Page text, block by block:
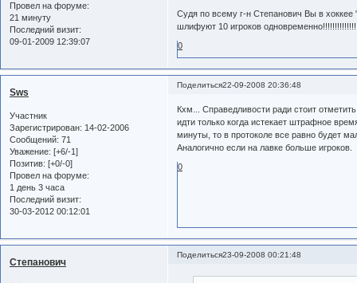
Провел на форуме:
21 минуту
Последний визит:
09-01-2009 12:39:07
Судя по всему г-н Степанович Вы в
шлифуют 10 игроков
0
Поделиться22-09-2008 20:36:48
Sws
Участник
Зарегистрирован: 14-02-2006
Сообщений: 71
Уважение: [+6/-1]
Позитив: [+0/-0]
Провел на форуме:
1 день 3 часа
Последний визит:
30-03-2012 00:12:01
Кхм... Справедливости ради стоит
идти только когда истекает штрафное
минуты, то в протоколе все равно будет
Аналогично если на лавке больше игроков.
0
Поделиться23-09-2008 00:21:48
Степанович